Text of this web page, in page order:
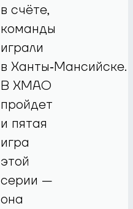
в счёте,
команды
играли
в Ханты‑Мансийске.
В ХМАО
пройдет
и пятая
игра
этой
серии —
она